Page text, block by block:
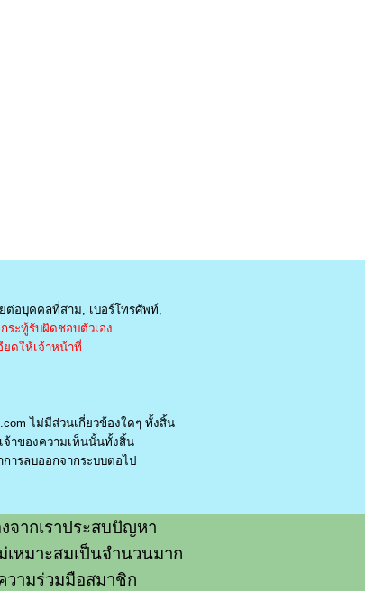
ต่อบุคคลที่สาม, เบอร์โทรศัพท์,
ระทู้รับผิดชอบตัวเอง
ดให้เจ้าหน้าที่
ไม่มีส่วนเกี่ยวข้องใดๆ ทั้งสิ้น
จ้าของความเห็นนั้นทั้งสิ้น
การลบออกจากระบบต่อไป
จากเราประสบปัญหา
หมาะสมเป็นจำนวนมาก
ามร่วมมือสมาชิก